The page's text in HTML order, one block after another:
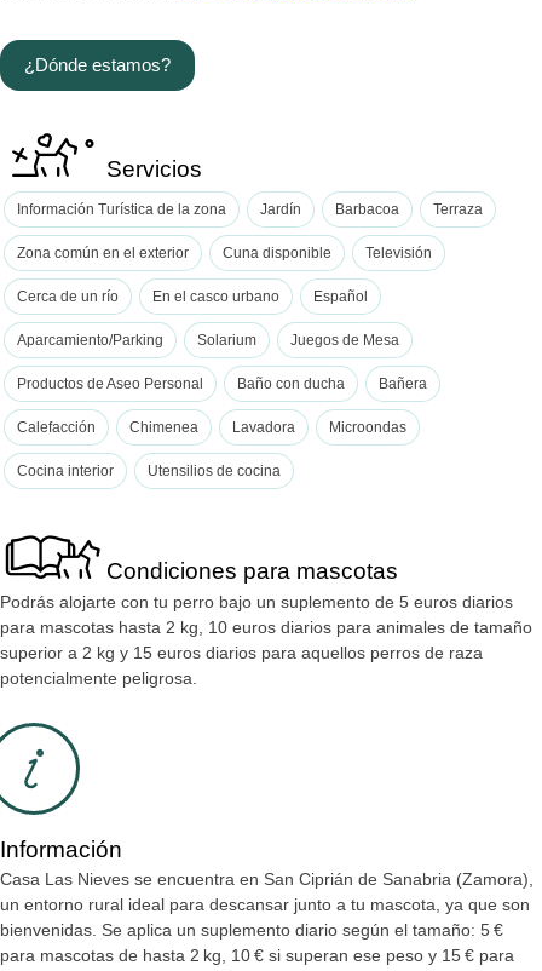
¿Dónde estamos?
Servicios
Información Turística de la zona Jardín Barbacoa Terraza
Zona común en el exterior Cuna disponible Televisión
Cerca de un río En el casco urbano Español
Aparcamiento/Parking Solarium Juegos de Mesa
Productos de Aseo Personal Baño con ducha Bañera
Calefacción Chimenea Lavadora Microondas
Cocina interior Utensilios de cocina
Condiciones para mascotas
Podrás alojarte con tu perro bajo un suplemento de 5 euros diarios
para mascotas hasta 2 kg, 10 euros diarios para animales de tamaño
superior a 2 kg y 15 euros diarios para aquellos perros de raza
potencialmente peligrosa.
Información
Casa Las Nieves se encuentra en San Ciprián de Sanabria (Zamora),
un entorno rural ideal para descansar junto a tu mascota, ya que son
bienvenidas. Se aplica un suplemento diario según el tamaño: 5 €
para mascotas de hasta 2 kg, 10 € si superan ese peso y 15 € para